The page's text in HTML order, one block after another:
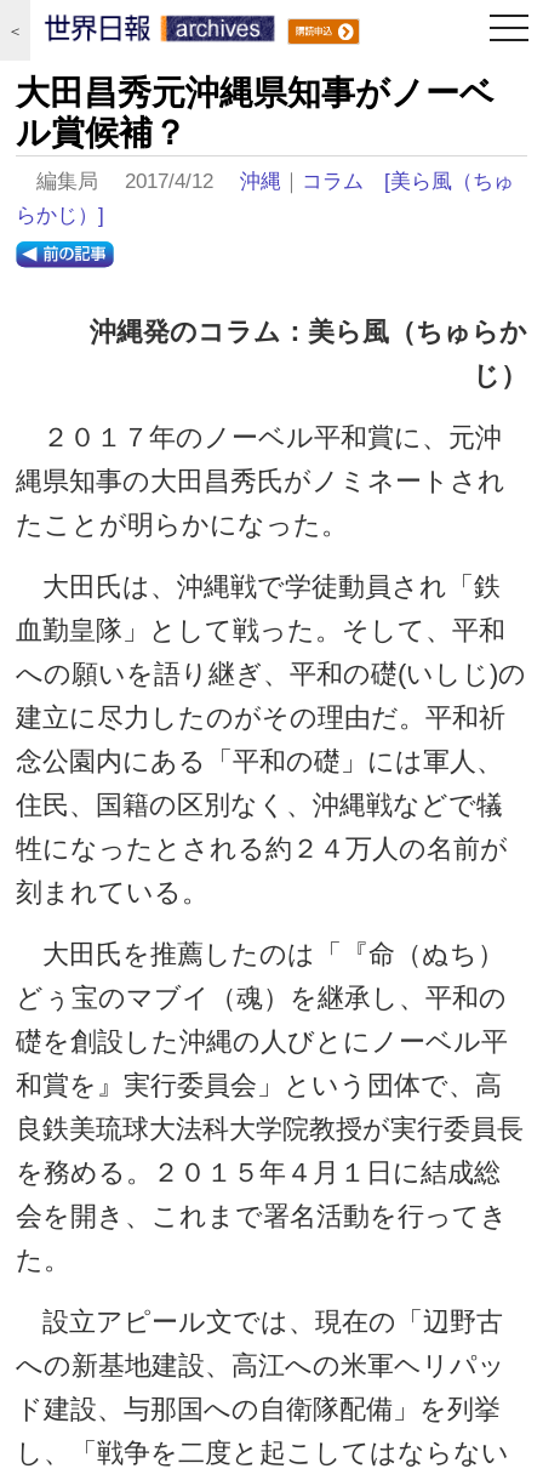
＜
大田昌秀元沖縄県知事がノーベ
ル賞候補？
編集局 2017/4/12沖縄 ｜ コラム
[美ら風（ちゅ
らかじ）]
沖縄発のコラム：美ら風（ちゅらか
じ）
２０１７年のノーベル平和賞に、元沖
縄県知事の大田昌秀氏がノミネートされ
たことが明らかになった。
大田氏は、沖縄戦で学徒動員され「鉄
血勤皇隊」として戦った。そして、平和
への願いを語り継ぎ、平和の礎(いしじ)の
建立に尽力したのがその理由だ。平和祈
念公園内にある「平和の礎」には軍人、
住民、国籍の区別なく、沖縄戦などで犠
牲になったとされる約２４万人の名前が
刻まれている。
大田氏を推薦したのは「『命（ぬち）
どぅ宝のマブイ（魂）を継承し、平和の
礎を創設した沖縄の人びとにノーベル平
和賞を』実行委員会」という団体で、高
良鉄美琉球大法科大学院教授が実行委員長
を務める。２０１５年４月１日に結成総
会を開き、これまで署名活動を行ってき
た。
設立アピール文では、現在の「辺野古
への新基地建設、高江への米軍ヘリパッ
ド建設、与那国への自衛隊配備」を列挙
し、「戦争を二度と起こしてはならない